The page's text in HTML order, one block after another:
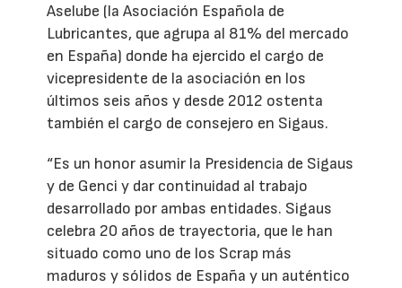
Aselube (la Asociación Española de
Lubricantes, que agrupa al 81% del mercado
en España) donde ha ejercido el cargo de
vicepresidente de la asociación en los
últimos seis años y desde 2012 ostenta
también el cargo de consejero en Sigaus.
“Es un honor asumir la Presidencia de Sigaus
y de Genci y dar continuidad al trabajo
desarrollado por ambas entidades. Sigaus
celebra 20 años de trayectoria, que le han
situado como uno de los Scrap más
maduros y sólidos de España y un auténtico